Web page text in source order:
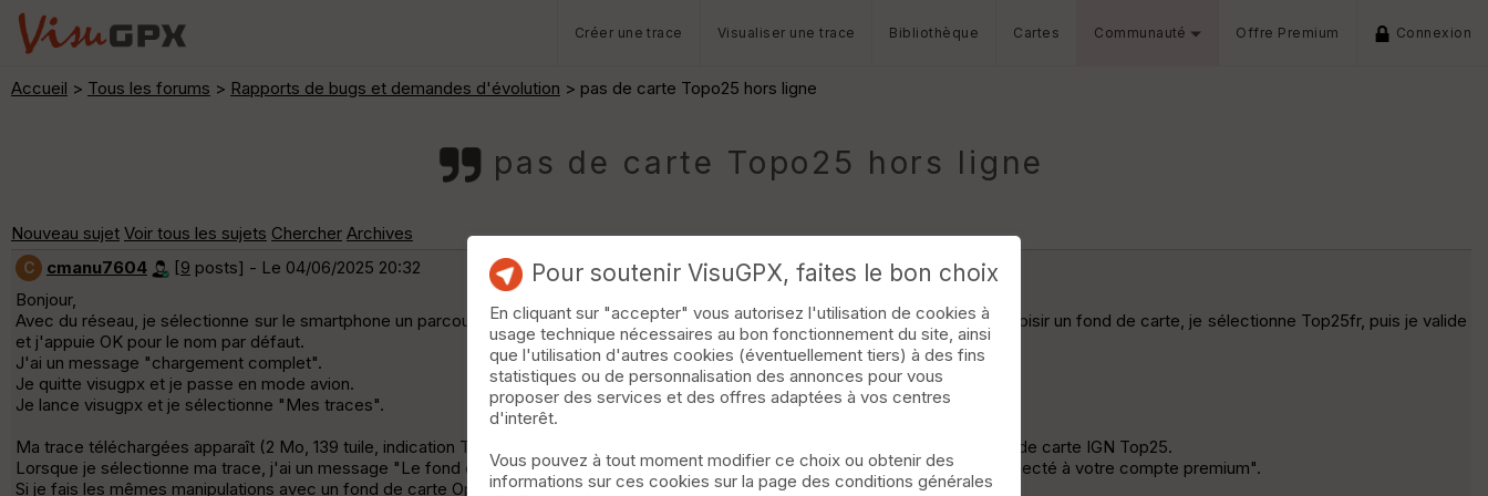
Créer une trace Visualiser une trace Bibliothèque Cartes Communauté Offre Premium Connexion
Accueil > Tous les forums > Rapports de bugs et demandes d'évolution > pas de carte Topo25 hors ligne
pas de carte Topo25 hors ligne
Nouveau sujet Voir tous les sujets Chercher Archives
C cmanu7604 [9 posts] - Le 04/06/2025 20:32
Bonjour,
Avec du réseau, je sélectionne sur le smartphone un parcours créé, puis je sélectionne "rendre disponible hors connexion". Dans choisir un fond de carte, je sélectionne Top25fr, puis je valide
et j'appuie OK pour le nom par défaut.
J'ai un message "chargement complet".
Je quitte visugpx et je passe en mode avion.
Je lance visugpx et je sélectionne "Mes traces".
Ma trace téléchargées apparaît (2 Mo, 139 tuile, indication TOP25Fr) et la photo miniature de gauche montre ma trace avec un fond de carte IGN Top25.
Lorsque je sélectionne ma trace, j'ai un message "Le fond de carte TOP25Fr" n'a pas été trouvé. réactualisez la page en étant connecté à votre compte premium".
Si je fais les mêmes manipulations avec un fond de carte OpenStreet", cela fonctionne.
Pour soutenir VisuGPX, faites le bon choix
En cliquant sur "accepter" vous autorisez l'utilisation de cookies à
usage technique nécessaires au bon fonctionnement du site, ainsi
que l'utilisation d'autres cookies (éventuellement tiers) à des fins
statistiques ou de personnalisation des annonces pour vous
proposer des services et des offres adaptées à vos centres
d'interêt.
Vous pouvez à tout moment modifier ce choix ou obtenir des
informations sur ces cookies sur la page des conditions générales